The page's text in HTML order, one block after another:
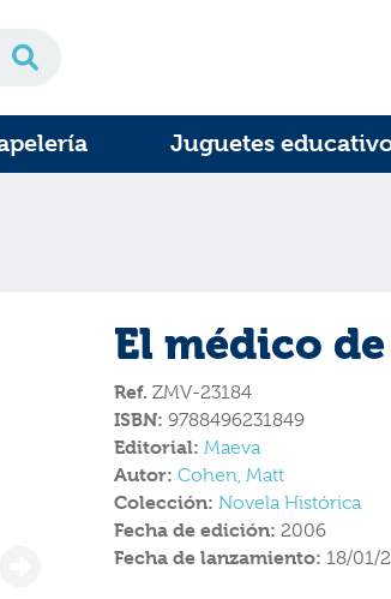
Juguetes
El médico
Ref. ZMV-23184
ISBN: 9788496231849
Editorial: Maeva
Autor: Cohen, Matt
Colección: Novela Histórica
Fecha de edición: 2006
Fecha de lanzamiento: 18/01/